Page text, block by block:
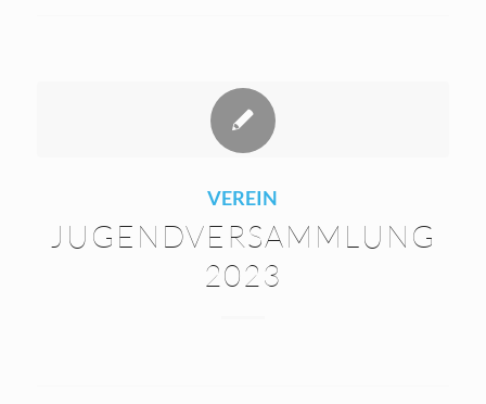
VEREIN
JUGENDVERSAMMLUNG
2023